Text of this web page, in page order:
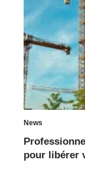
News
pour libérer